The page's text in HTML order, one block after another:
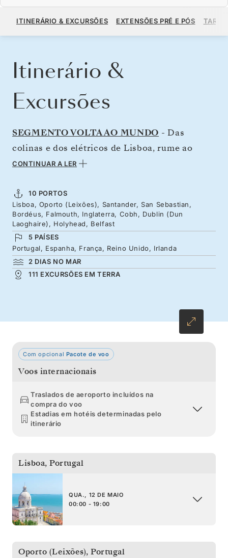
A PARTIR DE US$ 14.300
ITINERÁRIO & EXCURSÕES EXTENSÕES PRÉ E PÓS
Itinerário &
Excursões
SEGMENTO VOLTA AO MUNDO - Das
colinas e dos elétricos de Lisboa, rume ao
Porto, a cidade das pontes e das adegas de
costa atlântica da Europa ocidental, vai
descobrir os segredos dos vinhos e da
gastronomia de Espanha e de França antes de
chegarmos à costa escarpada do Reino Unido.
Na Irlanda e em Gales, prepare-se para
explorar pubs com uma banda sonora ao estilo
CONTINUAR A LER
10 PORTOS
Lisboa, Oporto (Leixões), Santander, San Sebastian,
Bordéus, Falmouth, Inglaterra, Cobh, Dublin (Dun
Laoghaire), Holyhead, Belfast
5 PAÍSES
Portugal, Espanha, França, Reino Unido, Irlanda
2 DIAS NO MAR
111 EXCURSÕES EM TERRA
Com opcional Pacote de voo
Voos internacionais
Traslados de aeroporto incluídos na
compra do voo
Estadias em hotéis determinadas pelo
itinerário
Lisboa, Portugal
QUA., 12 DE MAIO
00:00 - 19:00
Oporto (Leixões), Portugal